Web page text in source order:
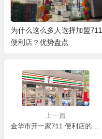
为什么这么多人选择加盟711
便利店？优势盘点
上一篇
金华市开一家711 便利店的核心优势有？711便利店的加盟费用及条件